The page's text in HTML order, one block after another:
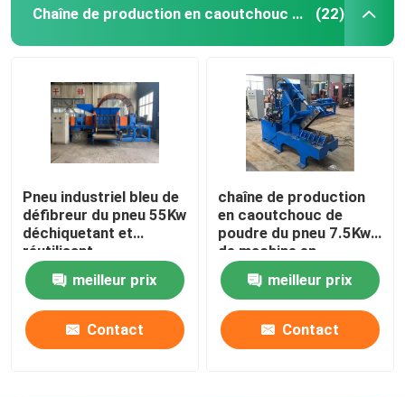
Chaîne de production en caoutchouc de poudre (22)
Pneu industriel bleu de
défibreur du pneu 55Kw
déchiquetant et
réutilisant
meilleur prix
Contact
chaîne de production
en caoutchouc de
poudre du pneu 7.5Kw
de machine en
caoutchouc de
défibreur CE d'OIN
meilleur prix
Contact